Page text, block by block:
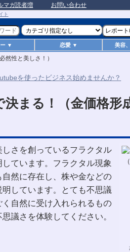
マガ読者増 お問い合わせ
▼ 恋愛 ▼ 美容
然性と美しさ！）
まる！（金価格形
さを創っているフラクタル
ています。フラクタル現象
然に存在し、株や金などの
しています。とても不思議
自然に受け入れられるもの
議さを体験してください。